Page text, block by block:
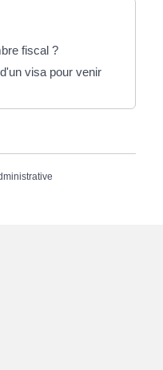
fiscal ?
visa pour venir